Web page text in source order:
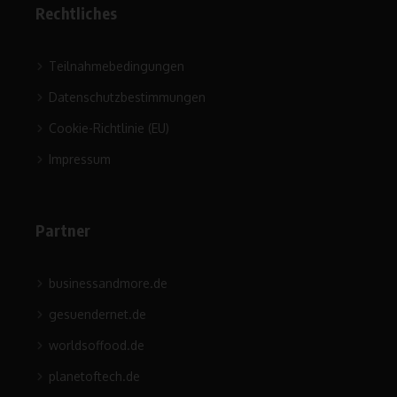
Rechtliches
Teilnahmebedingungen
Datenschutzbestimmungen
Cookie-Richtlinie (EU)
Impressum
Partner
businessandmore.de
gesuendernet.de
worldsoffood.de
planetoftech.de